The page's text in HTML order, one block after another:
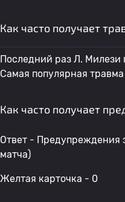
Как часто получает
Последний раз Л. Милези
Самая популярная
Как часто получает
Ответ - Предупреждения
матча)
Желтая карточка - 0